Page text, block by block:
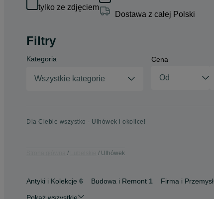
tylko ze zdjęciem
Dostawa z całej Polski
Filtry
Kategoria
Wszystkie kategorie
Cena
Dla Ciebie wszystko - Ulhówek i okolice!
Ulhówek
Antyki i Kolekcje 6 Budowa i Remont 1 Firma i Przemysł